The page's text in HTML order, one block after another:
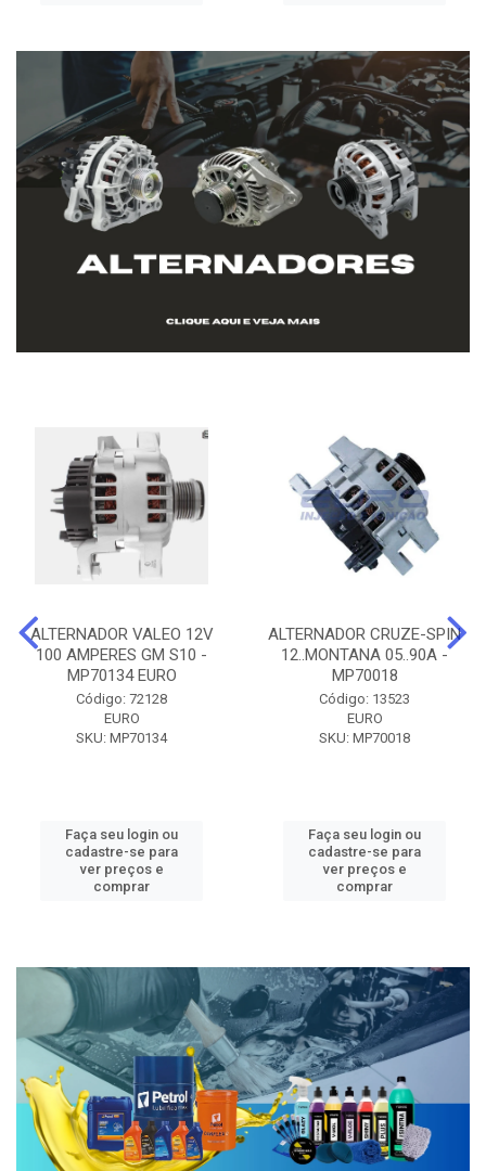
ALTERNADOR VALEO 12V
100 AMPERES GM S10 -
MP70134 EURO
Código: 72128
EURO
SKU: MP70134
Faça seu login ou
cadastre-se para
ver preços e
comprar
ALTERNADOR CRUZE-SPIN
12..MONTANA 05..90A -
MP70018
Código: 13523
EURO
SKU: MP70018
Faça seu login ou
cadastre-se para
ver preços e
comprar